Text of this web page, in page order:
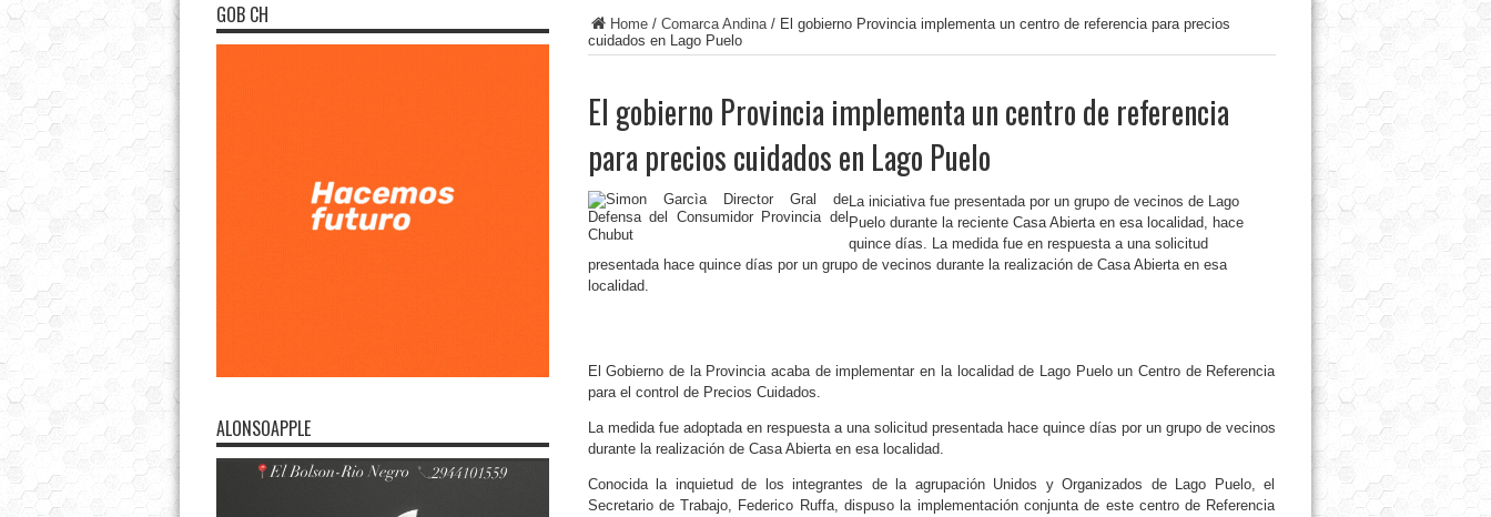
Home/ Comarca Andina/ El gobierno Provincia implementa un centro de referencia para precios
cuidados en Lago Puelo
El gobierno Provincia implementa un centro de referencia
para precios cuidados en Lago Puelo
La iniciativa fue presentada por un grupo de vecinos de Lago
Puelo durante la reciente Casa Abierta en esa localidad, hace
quince días. La medida fue en respuesta a una solicitud
presentada hace quince días por un grupo de vecinos durante la realización de Casa Abierta en esa
localidad.
El Gobierno de la Provincia acaba de implementar en la localidad de Lago Puelo un Centro de Referencia
para el control de Precios Cuidados.
La medida fue adoptada en respuesta a una solicitud presentada hace quince días por un grupo de vecinos
durante la realización de Casa Abierta en esa localidad.
Conocida la inquietud de los integrantes de la agrupación Unidos y Organizados de Lago Puelo, el
Secretario de Trabajo, Federico Ruffa, dispuso la implementación conjunta de este centro de Referencia
GOB CH
ALONSOAPPLE